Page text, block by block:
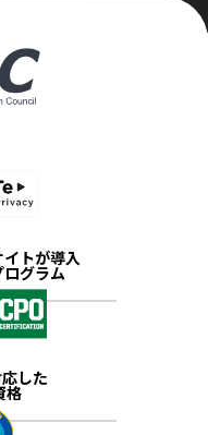
トが導入
グラム
した
格